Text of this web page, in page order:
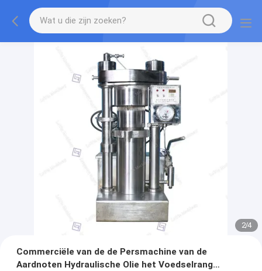
2/4
Commerciële van de de Persmachine van de
Aardnoten Hydraulische Olie het Voedselrang